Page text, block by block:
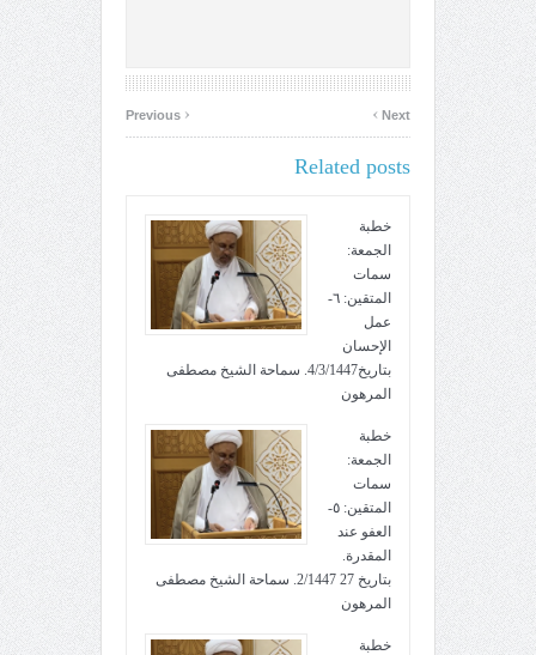
‹ Next
›
Related posts
خطبة
الجمعة:
سمات
المتقين: ٦-
عمل
الإحسان
بتاريخ4/3/1447. سماحة الشيخ مصطفى
المرهون
خطبة
الجمعة:
سمات
المتقين: ٥-
العفو عند
المقدرة.
بتاريخ 27 2/1447. سماحة الشيخ مصطفى
المرهون
خطبة